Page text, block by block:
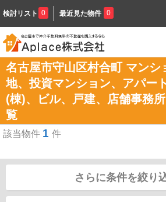
検討リスト 0 最近見た物件 0
名古屋市守山区村合町 マンシ
地、投資マンション、アパー
(棟)、ビル、戸建、店舗事務
覧
該当物件 1 件
さらに条件を絞り